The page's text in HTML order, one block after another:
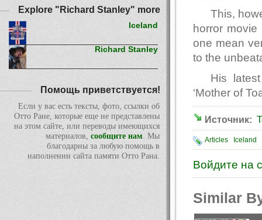
This,
horror
one mean
to the
His
‘Mother of
Источник:
Articles Iceland
Войдите на
Similar
Explore "Richard Stanley" more
Iceland
Richard Stanley
Помощь приветствуется!
Если у вас есть тексты, фото, ссылки об
Отто Ране, которые еще не представлены
на этом сайте, или переводы имеющихся
материалов,сообщите нам. Мы
благодарны за любую помощь в
наполнении сайта памяти Отто Рана.